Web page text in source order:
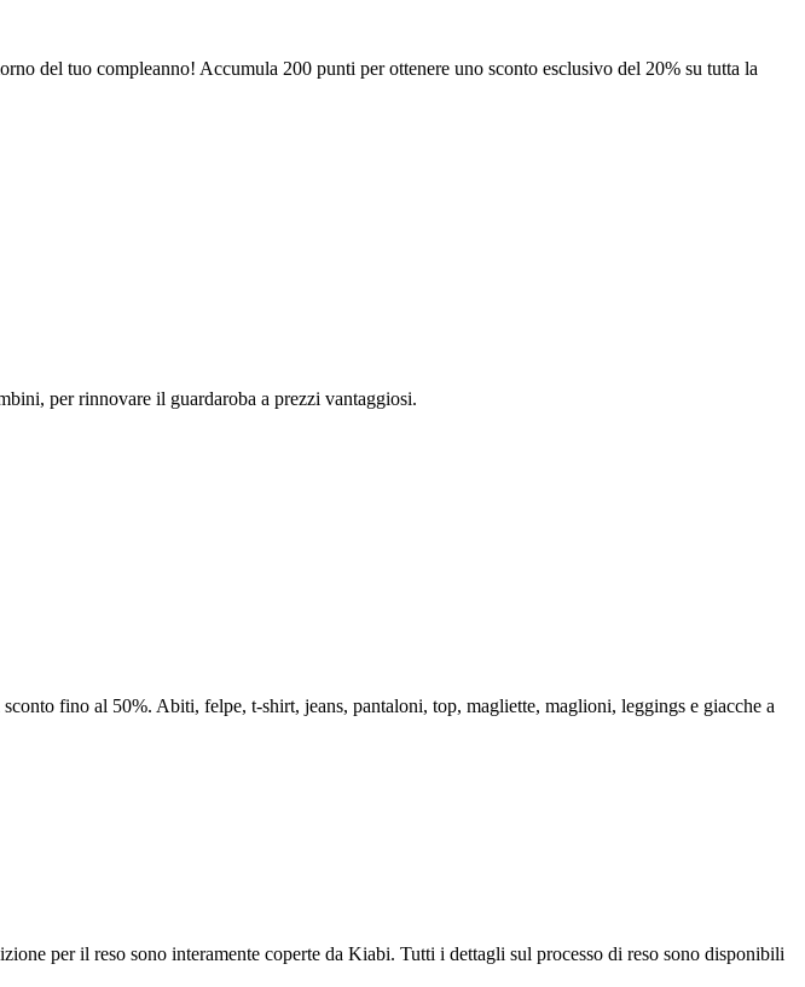
del tuo compleanno! Accumula 200 punti per ottenere uno sconto esclusivo del 20% su tutta la
per rinnovare il guardaroba a prezzi vantaggiosi.
fino al 50%. Abiti, felpe, t-shirt, jeans, pantaloni, top, magliette, maglioni, leggings e giacche a
per il reso sono interamente coperte da Kiabi. Tutti i dettagli sul processo di reso sono disponibili